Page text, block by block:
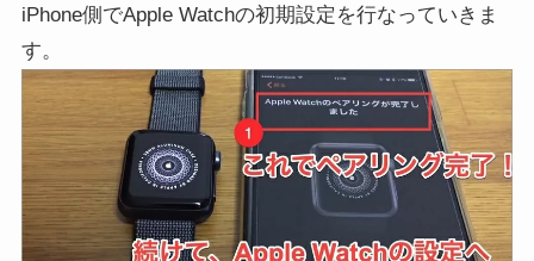
iPhone側でApple Watchの初期設定を行なっていきま
す。